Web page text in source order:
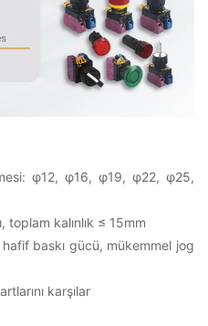
φ12, φ16, φ19, φ22, φ25,
toplam kalınlık ≤ 15mm
baskı gücü, mükemmel jog
karşılar